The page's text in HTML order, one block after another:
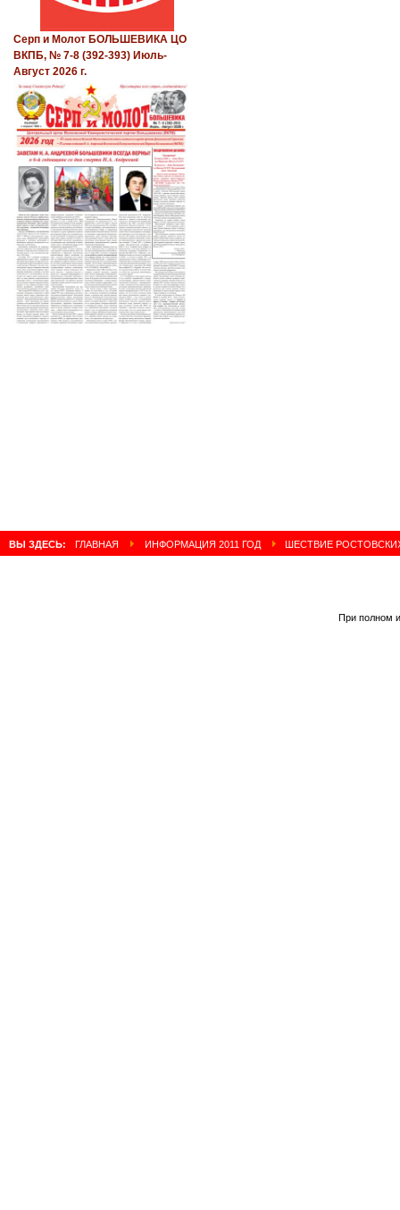
Серп и Молот БОЛЬШЕВИКА ЦО
ВКПБ, № 7-8 (392-393) Июль-
Август 2026 г.
ВЫ ЗДЕСЬ: ГЛАВНАЯ ИНФОРМАЦИЯ 2011 ГОД ШЕСТВИЕ
При полном